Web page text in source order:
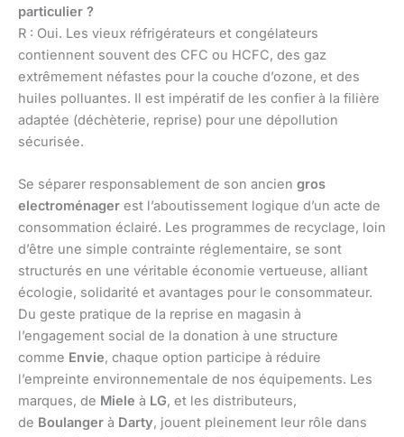
particulier ?
R : Oui. Les vieux réfrigérateurs et congélateurs
contiennent souvent des CFC ou HCFC, des gaz
extrêmement néfastes pour la couche d’ozone, et des
huiles polluantes. Il est impératif de les confier à la filière
adaptée (déchèterie, reprise) pour une dépollution
sécurisée.
Se séparer responsablement de son ancien gros
electroménager est l’aboutissement logique d’un acte de
consommation éclairé. Les programmes de recyclage, loin
d’être une simple contrainte réglementaire, se sont
structurés en une véritable économie vertueuse, alliant
écologie, solidarité et avantages pour le consommateur.
Du geste pratique de la reprise en magasin à
l’engagement social de la donation à une structure
comme Envie, chaque option participe à réduire
l’empreinte environnementale de nos équipements. Les
marques, de Miele à LG, et les distributeurs,
de Boulanger à Darty, jouent pleinement leur rôle dans